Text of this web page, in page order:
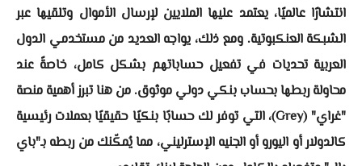
انتشارًا عالميًا، يعتمد عليها الملايين لإرسال الأموال وتلقيها عبر
الشبكة العنكبوتية. ومع ذلك، يواجه العديد من مستخدمي الدول
العربية تحديات في تفعيل حساباتهم بشكل كامل، خاصةً عند
محاولة ربطها بحساب بنكي دولي موثوق. من هنا تبرز أهمية منصة
"غراي" (Grey)، التي توفر لك حسابًا بنكيًا حقيقيًا بعملات رئيسية
كالدولار أو اليورو أو الجنيه الإسترليني، مما يُمكّنك من ربطه بـ"باي